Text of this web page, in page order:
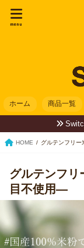
menu
ホーム 商品一覧
HOME グルテンフリ
グルテンフ
目不使用—